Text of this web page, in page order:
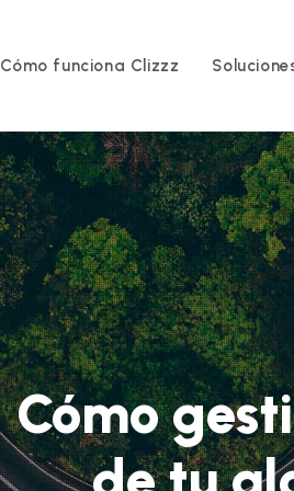
Cómo funciona Clizzz
Cómo